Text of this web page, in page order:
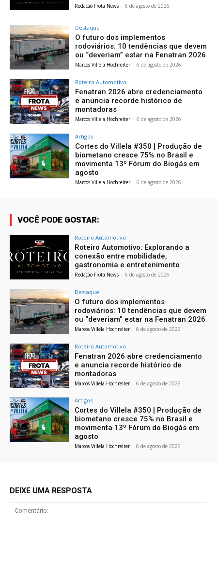
Redação Frota News - 6 de agosto de 2026
Destaque
O futuro dos implementos
rodoviários: 10 tendências que devem
ou “deveriam” estar na Fenatran 2026
Marcos Villela Hochreiter - 6 de agosto de 2026
Roteiro Automotivo
Fenatran 2026 abre credenciamento
e anuncia recorde histórico de
montadoras
Marcos Villela Hochreiter - 6 de agosto de 2026
Artigos
Cortes do Villela #350 | Produção de
biometano cresce 75% no Brasil e
movimenta 13º Fórum do Biogás em
agosto
Marcos Villela Hochreiter - 6 de agosto de 2026
VOCÊ PODE GOSTAR:
Roteiro Automotivo
Roteiro Automotivo: Explorando a
conexão entre mobilidade,
gastronomia e entretenimento
Redação Frota News - 6 de agosto de 2026
Destaque
O futuro dos implementos
rodoviários: 10 tendências que devem
ou “deveriam” estar na Fenatran 2026
Marcos Villela Hochreiter - 6 de agosto de 2026
Roteiro Automotivo
Fenatran 2026 abre credenciamento
e anuncia recorde histórico de
montadoras
Marcos Villela Hochreiter - 6 de agosto de 2026
Artigos
Cortes do Villela #350 | Produção de
biometano cresce 75% no Brasil e
movimenta 13º Fórum do Biogás em
agosto
Marcos Villela Hochreiter - 6 de agosto de 2026
DEIXE UMA RESPOSTA